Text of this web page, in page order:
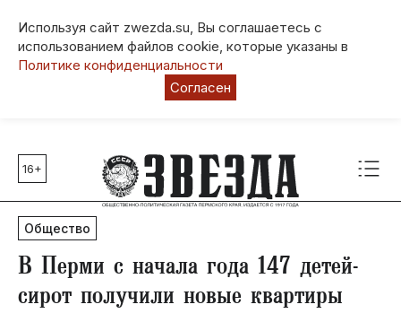
Используя сайт zwezda.su, Вы соглашаетесь с
использованием файлов cookie, которые указаны в
Политике конфиденциальности
Согласен
Главные темы
80 лет Победы
Молодежная столица РФ
СВО
Социальная поддержка
16+
Общество
​В Перми с начала года 147 детей-
сирот получили новые квартиры